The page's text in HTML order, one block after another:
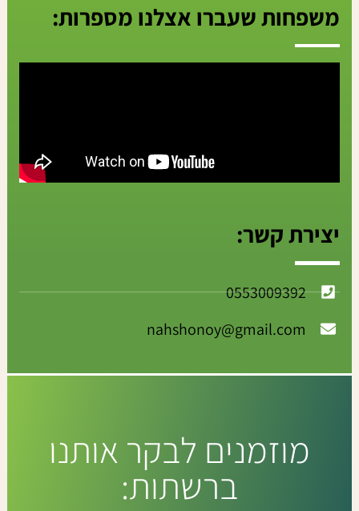
משפחות שעברו אצלנו מספרות:
יצירת קשר:
0553009392
nahshonoy@gmail.com
מוזמנים לבקר אותנו
ברשתות: